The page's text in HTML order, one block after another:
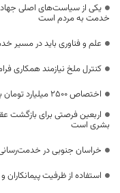
یکی از سیاست‌های اصلی
خدمت به مردم است
علم و فناوری باید در مسیر
کنترل ملخ نیازمند همکاری
اختصاص 2500 میلیارد تومان برای توسعه راه‌های دوبانده خراسان جنوبی
اربعین فرصتی برای بازگشت
بشری است
خراسان جنوبی در
استفاده از ظرفیت